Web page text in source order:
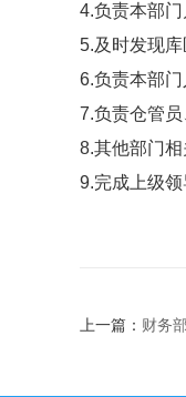
4.负责本部
5.及时发现
6.负责本部门
7.负责仓管
8.其他部门相
9.完成上级领
上一篇： 财务